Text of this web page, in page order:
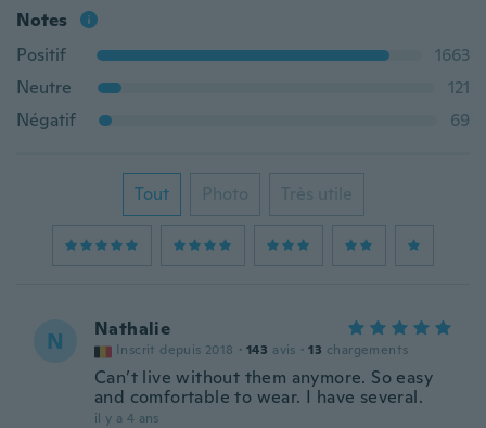
Notes
Positif
1663
Neutre
121
Négatif
69
Tout Photo Très utile
N Nathalie
Inscrit depuis 2018 · 143 avis · 13 chargements
Can’t live without them anymore. So easy
and comfortable to wear. I have several.
il y a 4 ans